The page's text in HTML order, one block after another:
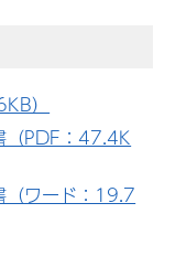
）
（PDF：47.4K
（ワード：19.7